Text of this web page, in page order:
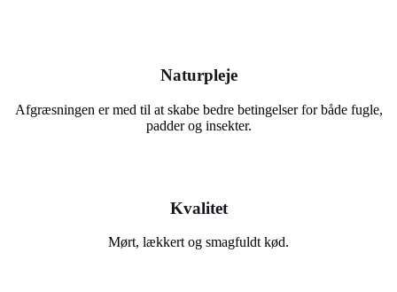
Naturpleje
Afgræsningen er med til at skabe bedre betingelser for både fugle,
padder og insekter.
Kvalitet
Mørt, lækkert og smagfuldt kød.